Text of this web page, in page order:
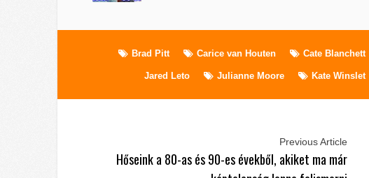
Brad Pitt Carice van Houten Cate Blanchett
Jared Leto Julianne Moore Kate Winslet
Previous Article
Hőseink a 80-as és 90-es évekből, akiket ma már